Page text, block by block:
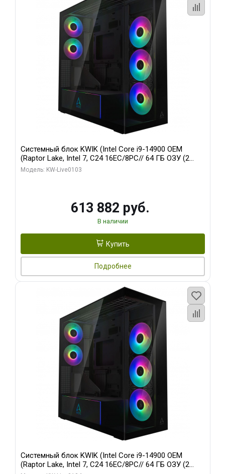
Системный блок KWIK (Intel Core i9-14900 OEM
(Raptor Lake, Intel 7, C24 16EC/8PC// 64 ГБ ОЗУ (2
модуля)/ Afox RTX4090 24GB GDDR6X 384-Bit 3xDP
Модель: KW-Live0103
613 882 руб.
В наличии
Купить
Подробнее
Системный блок KWIK (Intel Core i9-14900 OEM
(Raptor Lake, Intel 7, C24 16EC/8PC// 64 ГБ ОЗУ (2